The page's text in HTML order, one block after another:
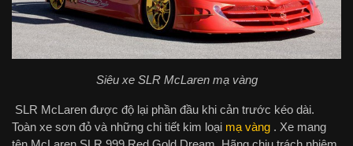
Siêu xe SLR McLaren mạ vàng
SLR McLaren được độ lại phần đầu khi cản trước kéo dài.
Toàn xe sơn đỏ và những chi tiết kim loại mạ vàng . Xe mang